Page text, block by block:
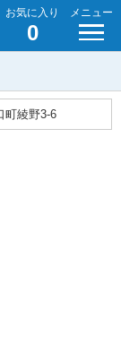
お気に入り
0
メニュー
町綾野3-6